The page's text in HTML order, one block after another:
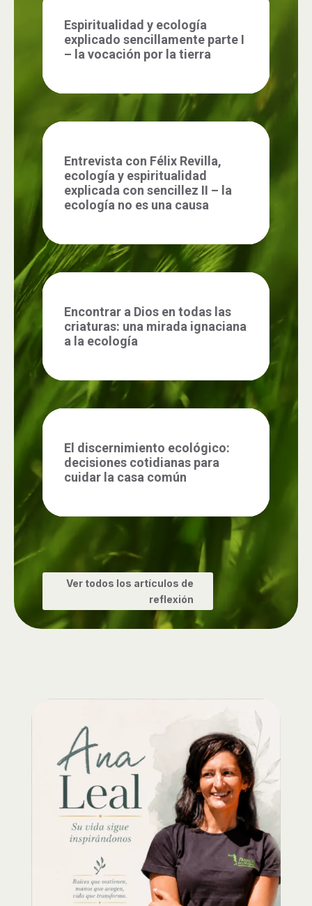
Espiritualidad y ecología
explicado sencillamente parte I
– la vocación por la tierra
Entrevista con Félix Revilla,
ecología y espiritualidad
explicada con sencillez II – la
ecología no es una causa
Encontrar a Dios en todas las
criaturas: una mirada ignaciana
a la ecología
El discernimiento ecológico:
decisiones cotidianas para
cuidar la casa común
Ver todos los artículos de
reflexión